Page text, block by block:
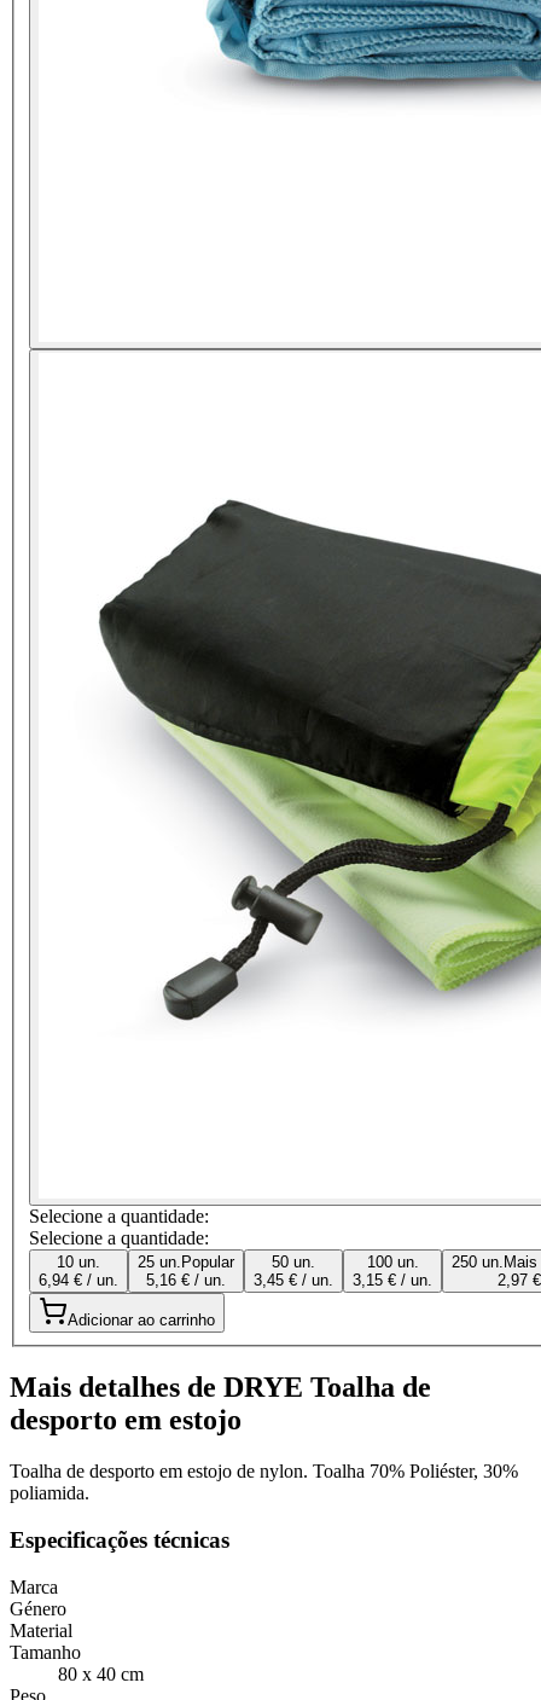
Selecione a quantidade:
Selecione a quantidade:
10 un.
6,94 € / un.
25 un. Popular
5,16 € / un.
50 un.
3,45 € / un.
100 un.
3,15 € / un.
250 un.
2,97
Adicionar ao carrinho
Mais detalhes de DRYE Toalha de
desporto em estojo
Toalha de desporto em estojo de nylon. Toalha 70% Poliéster, 30%
poliamida.
Especificações técnicas
Marca
Género
Material
Tamanho
80 x 40 cm
Peso